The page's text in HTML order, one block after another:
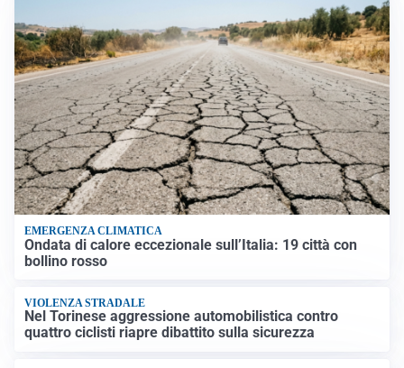
EMERGENZA CLIMATICA
Ondata di calore eccezionale sull’Italia: 19 città con
bollino rosso
VIOLENZA STRADALE
Nel Torinese aggressione automobilistica contro
quattro ciclisti riapre dibattito sulla sicurezza